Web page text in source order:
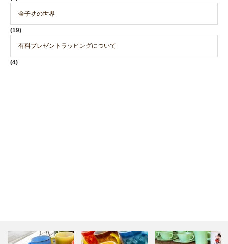
金子功の世界
(19)
有料プレゼントラッピングについて
(4)